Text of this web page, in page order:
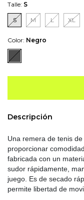
Talle: S
S M L XL
Color: Negro
Descripción
Una remera de tenis
proporcionar
fabricada con un
sudor rápidamente,
juego. Es de secado
permite libertad de